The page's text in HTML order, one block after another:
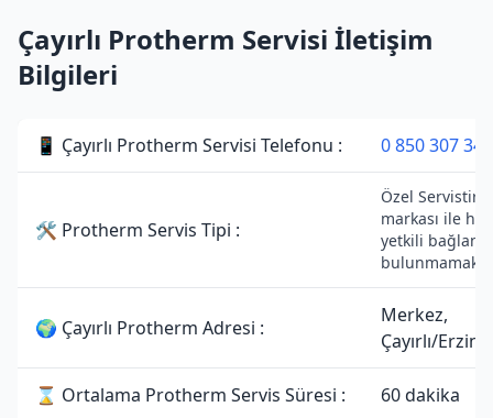
Çayırlı Protherm Servisi İletişim
Bilgileri
📱 Çayırlı Protherm Servisi Telefonu : 0 850 307 34
🛠 Protherm Servis Tipi :
Özel Servistir.
markası ile
yetkili
🌍 Çayırlı Protherm Adresi :
Merkez,
Çayırlı/
⌛ Ortalama Protherm Servis Süresi : 60 dakika